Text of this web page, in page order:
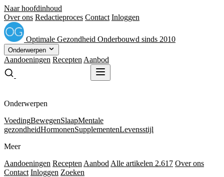
Naar hoofdinhoud
Over ons Redactieproces Contact Inloggen
Optimale Gezondheid Onderbouwd sinds 2010
Onderwerpen
Aandoeningen Recepten Aanbod
Onderwerpen
VoedingBewegenSlaapMentale
gezondheidHormonenSupplementenLevensstijl
Meer
Aandoeningen Recepten Aanbod Alle artikelen 2.617 Over ons
Contact Inloggen Zoeken